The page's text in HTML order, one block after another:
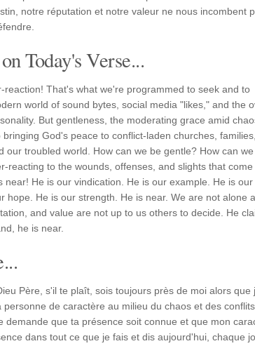
notre réputation et notre valeur ne nous incombent
Today's Verse...
reaction! That's what we're programmed to seek and to
world of sound bytes, social media "likes," and the
But gentleness, the moderating grace amid
God's peace to conflict-laden churches, families,
our troubled world. How can we be gentle? How can we
reacting to the wounds, offenses, and slights that
near! He is our vindication. He is our example. He is our
hope. He is our strength. He is near. We are not alone
and value are not up to us others to decide. He
he is near.
Père, s'il te plaît, sois toujours près de moi alors que
personne de caractère au milieu du chaos et des conflits
demande que ta présence soit connue et que mon
dans tout ce que je fais et dis aujourd'hui, chaque